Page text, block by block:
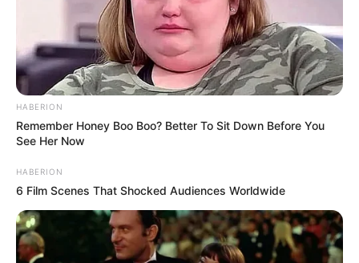
HABERION
Remember Honey Boo Boo? Better To Sit Down Before You
See Her Now
HABERION
6 Film Scenes That Shocked Audiences Worldwide